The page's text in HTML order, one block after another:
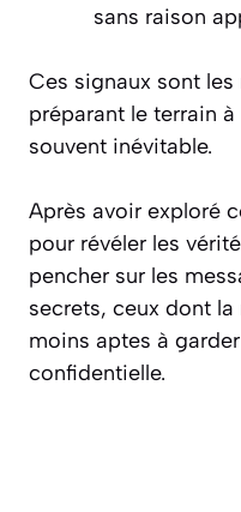
sans raison
Ces signaux sont
préparant le terrain
souvent inévitable.
Après avoir exploré
pour révéler les
pencher sur les
secrets, ceux dont
moins aptes à
confidentielle.